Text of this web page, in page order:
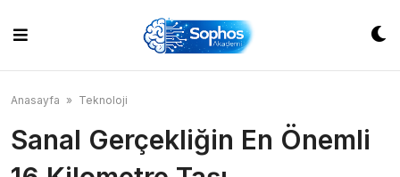
content
Anasayfa » Teknoloji
Sanal Gerçekliğin En Önemli